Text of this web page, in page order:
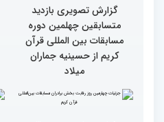
گزارش تصویری سومین روز
رقابت بخش بانوان چهلمین
دوره مسابقات بین المللی